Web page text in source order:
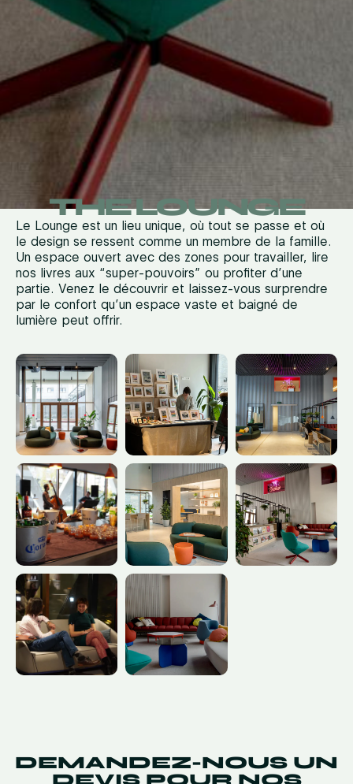
THE LOUNGE
Le Lounge est un lieu unique, où tout se passe et où
le design se ressent comme un membre de la famille.
Un espace ouvert avec des zones pour travailler, lire
nos livres aux “super-pouvoirs” ou profiter d’une
partie. Venez le découvrir et laissez-vous surprendre
par le confort qu’un espace vaste et baigné de
lumière peut offrir.
DEMANDEZ-NOUS UN